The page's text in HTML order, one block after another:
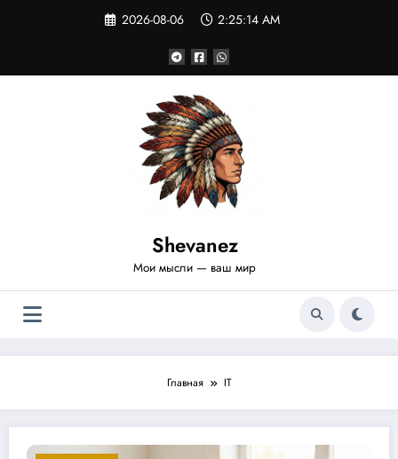
2026-08-06 2:25:15 AM
Shevanez
Мои мысли — ваш мир
Главная IT